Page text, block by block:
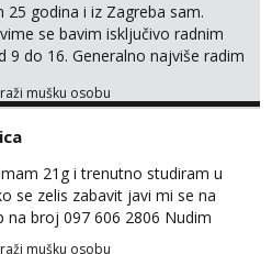
25 godina i iz Zagreba sam.
se bavim isključivo radnim
9 do 16. Generalno najviše radim
diskreciji, vjerovatno ćemo si
zainteresirana za one and
Ako se nalaziš u ovome, javi
sa nečime o sebi i tome
za daljnji d...
mušku osobu
21g i trenutno studiram u
se zelis zabavit javi mi se na
na broj 097 606 2806 Nudim
zabave uzivo i online
mušku osobu